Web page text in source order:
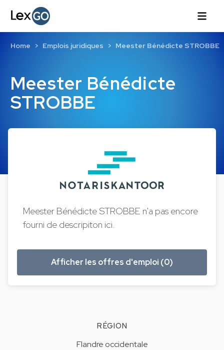
Meester Bénédicte
STROBBE
Home Emplois juridiques Meester Bénédicte STROBBE
Meester Bénédicte STROBBE n'a pas encore
fourni de descripiton ici.
Afficher les offres d'emploi (0)
RÉGION
Flandre occidentale